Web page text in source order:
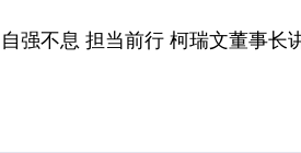
自强不息 担当前行 柯瑞文董事长